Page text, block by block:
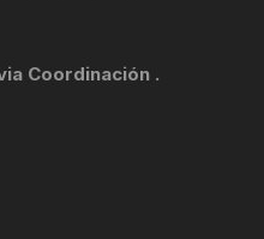
Coordinación .